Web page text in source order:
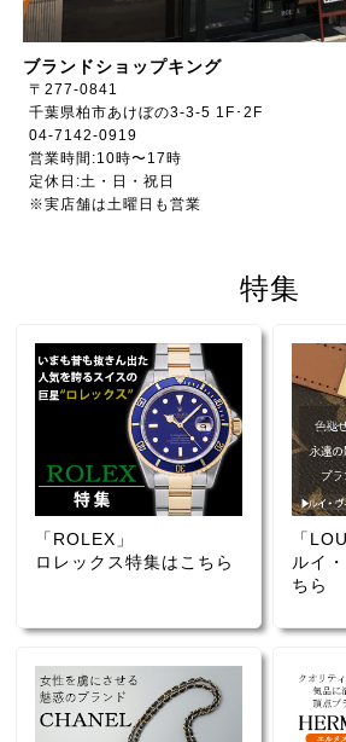
ブランドショップキング
〒277-0841
千葉県柏市あけぼの3-3-5 1F･2F
04-7142-0919
営業時間:10時〜17時
定休日:土・日・祝日
※実店舗は土曜日も営業
特集
「ROLEX」
ロレックス特集はこちら
「
ルイ
ちら